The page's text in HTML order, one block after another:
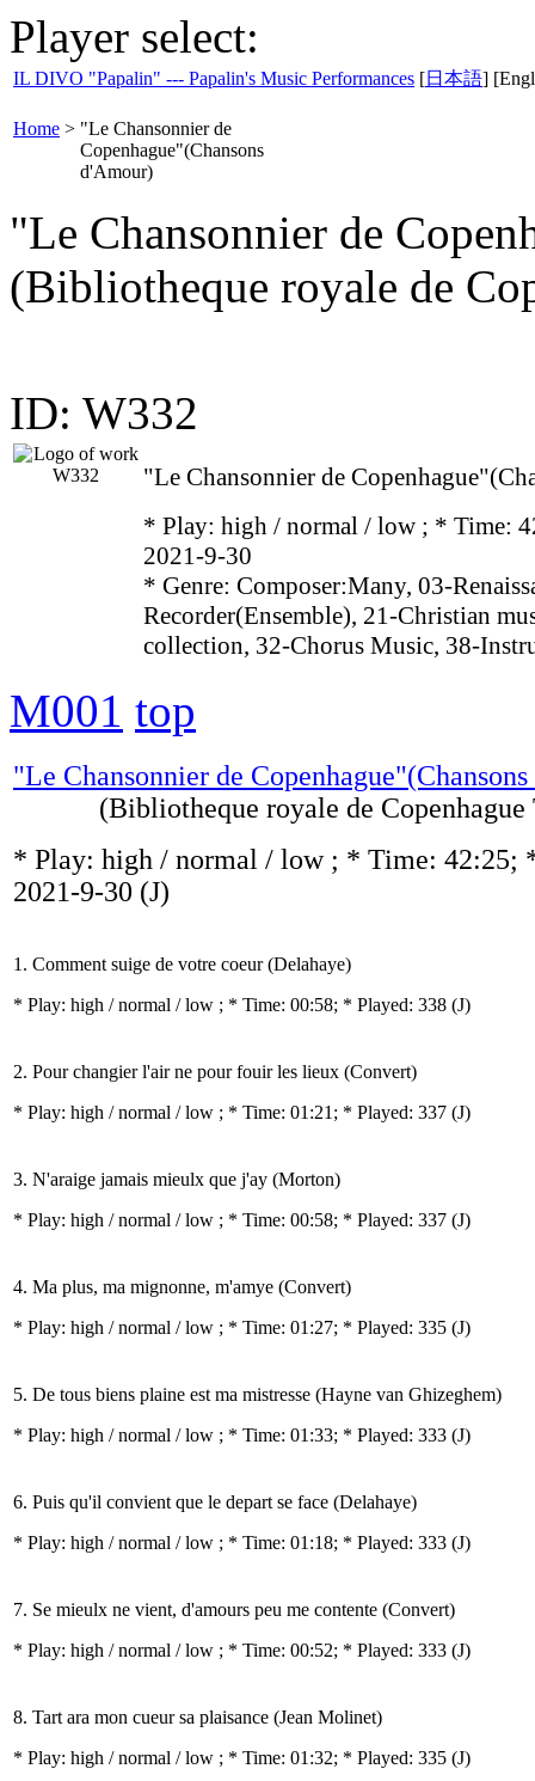
Player select:
IL DIVO "Papalin" --- Papalin's Music Performances [日本語]
Home > "Le Chansonnier de
Copenhague"(Chansons
d'Amour)
"Le Chansonnier de
(Bibliotheque royale de
ID: W332
"Le Chansonnier de
* Play: high / normal / low ; * Time:
2021-9-30
* Genre: Composer:Many, 03-
Recorder(Ensemble), 21-Christian
collection, 32-Chorus Music, 38-
M001 top
"Le Chansonnier de
(Bibliotheque royale de Copenhague
* Play: high / normal / low ; * Time: 42:25;
2021-9-30 (J)
1. Comment suige de votre coeur (Delahaye)
* Play: high / normal / low ; * Time: 00:58; * Played: 338 (J)
2. Pour changier l'air ne pour fouir les lieux (Convert)
* Play: high / normal / low ; * Time: 01:21; * Played: 337 (J)
3. N'araige jamais mieulx que j'ay (Morton)
* Play: high / normal / low ; * Time: 00:58; * Played: 337 (J)
4. Ma plus, ma mignonne, m'amye (Convert)
* Play: high / normal / low ; * Time: 01:27; * Played: 335 (J)
5. De tous biens plaine est ma mistresse (Hayne van Ghizeghem)
* Play: high / normal / low ; * Time: 01:33; * Played: 333 (J)
6. Puis qu'il convient que le depart se face (Delahaye)
* Play: high / normal / low ; * Time: 01:18; * Played: 333 (J)
7. Se mieulx ne vient, d'amours peu me contente (Convert)
* Play: high / normal / low ; * Time: 00:52; * Played: 333 (J)
8. Tart ara mon cueur sa plaisance (Jean Molinet)
* Play: high / normal / low ; * Time: 01:32; * Played: 335 (J)